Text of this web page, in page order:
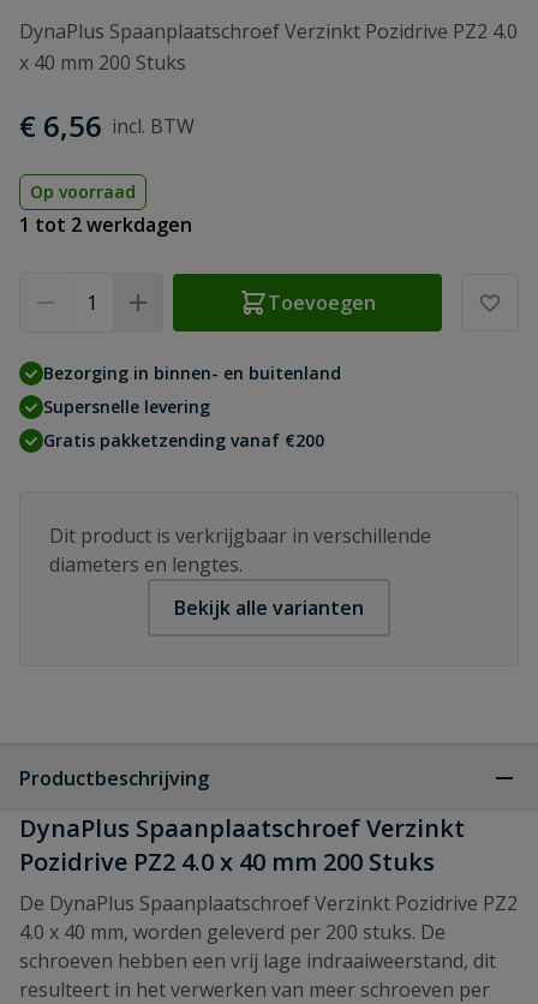
DynaPlus Spaanplaatschroef Verzinkt Pozidrive PZ2 4.0
x 40 mm 200 Stuks
€ 6,56
Op voorraad
1 tot 2 werkdagen
Toevoegen
Bezorging in binnen- en buitenland
Supersnelle levering
Gratis pakketzending vanaf €200
Dit product is verkrijgbaar in verschillende
diameters en lengtes.
Bekijk alle varianten
Productbeschrijving
DynaPlus Spaanplaatschroef Verzinkt
Pozidrive PZ2 4.0 x 40 mm 200 Stuks
De DynaPlus Spaanplaatschroef Verzinkt Pozidrive PZ2
4.0 x 40 mm, worden geleverd per 200 stuks. De
schroeven hebben een vrij lage indraaiweerstand, dit
resulteert in het verwerken van meer schroeven per